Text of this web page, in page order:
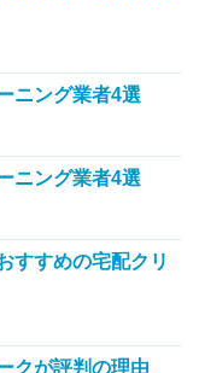
ニング業者4選
ニング業者4選
すすめの宅配クリ
クが評判の理由